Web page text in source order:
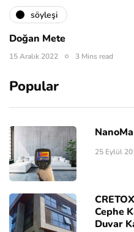
söyleşi
Doğan Mete
15 Aralık 2022 3 Mins read
Popular
25 Eylül
Cephe
Duvar